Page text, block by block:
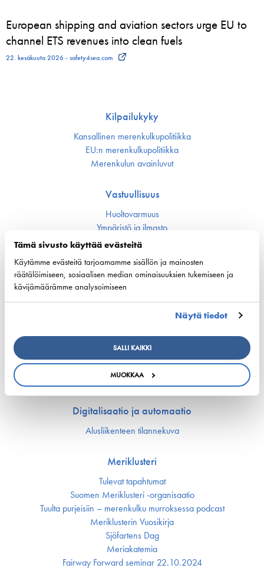
Tämä sivusto käyttää evästeitä
Käytämme evästeitä tarjoamamme sisällön ja mainosten
räätälöimiseen, sosiaalisen median ominaisuuksien tukemiseen ja
kävijämäärämme analysoimiseen
Näytä tiedot
SALLI KAIKKI
MUOKKAA
European shipping and aviation sectors urge EU to
channel ETS revenues into clean fuels
22. kesäkuuta 2026 - safety4sea.com
Kilpailukyky
Kansallinen merenkulku­politiikka
EU:n merenkulku­politiikka
Merenkulun avainluvut
Vastuullisuus
Huoltovarmuus
Ympäristö ja ilmasto
Varustamot panostavat uuteen teknologiaan ja
ympäristöystävällisiin ratkaisuihin uusissa aluksissa
Turvallisuus
Työmarkkinat ja osaaminen
Koulutus ja osaaminen
Suomen Varustamoiden Yrityskylä
Merenkulun HarjoitteluMylly
Ship Happens: Tutustu merenkulkualan mahdollisuuksiin
Digitalisaatio ja automaatio
Alusliikenteen tilannekuva
Meriklusteri
Tulevat tapahtumat
Suomen Meriklusteri -organisaatio
Tuulta purjeisiin – merenkulku murroksessa podcast
Meriklusterin Vuosikirja
Sjöfartens Dag
Meriakatemia
Fairway Forward seminar 22.10.2024